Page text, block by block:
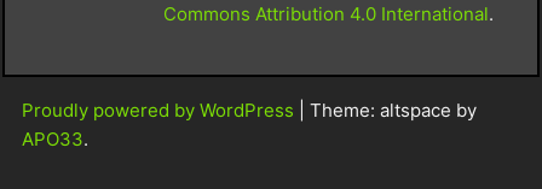
Commons Attribution 4.0 International.
Proudly powered by WordPress
Theme: altspace by
APO33.